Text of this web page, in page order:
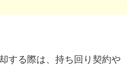
する際は、持ち回り契約や